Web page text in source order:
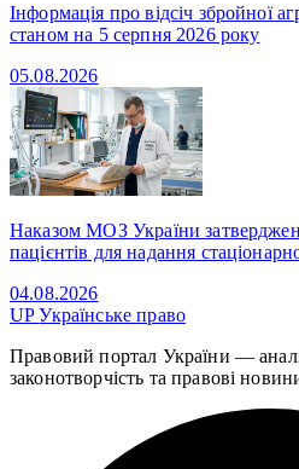
Інформація про відсіч збройної
станом на 5 серпня 2026 року
05.08.2026
Наказом МОЗ України затверджено
пацієнтів для надання
04.08.2026
UPУкраїнське право
Правовий портал України —
законотворчість та правові